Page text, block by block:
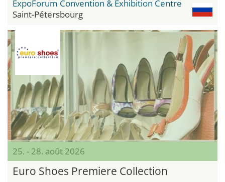
ExpoForum Convention & Exhibition Centre
Saint-Pétersbourg
25. - 28. août 2026
Euro Shoes Premiere Collection